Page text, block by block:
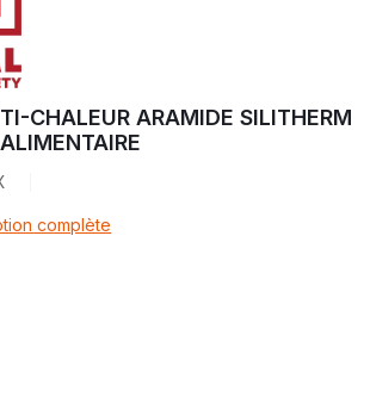
CHALEUR ARAMIDE SILITHERM
complète